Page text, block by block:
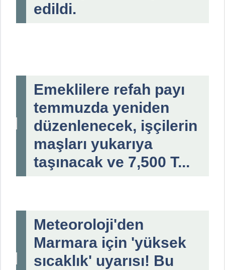
edildi.
Emeklilere refah payı
temmuzda yeniden
düzenlenecek, işçilerin
maşları yukarıya
taşınacak ve 7,500 T...
Meteoroloji'den
Marmara için 'yüksek
sıcaklık' uyarısı! Bu